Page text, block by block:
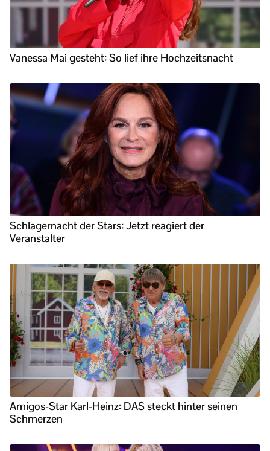
Vanessa Mai gesteht: So lief ihre Hochzeitsnacht
Schlagernacht der Stars: Jetzt reagiert der
Veranstalter
Amigos-Star Karl-Heinz: DAS steckt hinter seinen
Schmerzen